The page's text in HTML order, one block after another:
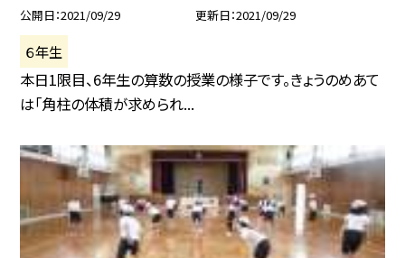
公開日 2021/09/29 更新日 2021/09/29
６年生
本日1限目、6年生の算数の授業の様子です。きょうのめあて
は「角柱の体積が求められ...